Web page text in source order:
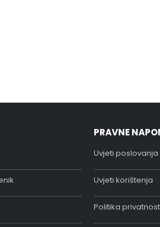
PRAVNE
Uvjeti poslovanja
Uvjeti korištenja
Politika